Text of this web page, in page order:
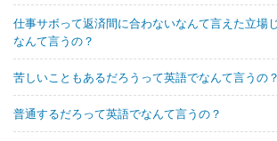
仕事サボって返済間に合わないなんて言えた立場
なんて言うの？
苦しいこともあるだろうって英語でなんて言うの？
普通するだろって英語でなんて言うの？